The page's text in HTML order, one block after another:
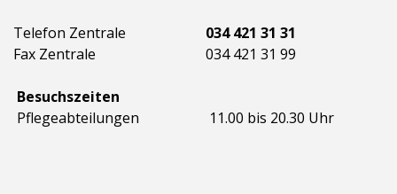
Telefon Zentrale
034 421 31 31
Fax Zentrale
034 421 31 99
Besuchszeiten
Pflegeabteilungen
11.00 bis 20.30 Uhr